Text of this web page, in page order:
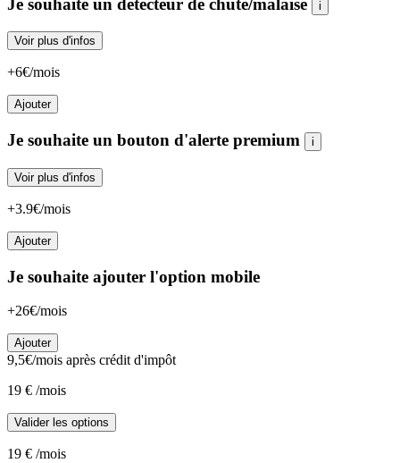
Je souhaite un détecteur de chute/malaise i
Voir plus d'infos
+6€/mois
Ajouter
Je souhaite un bouton d'alerte premium i
Voir plus d'infos
+3.9€/mois
Ajouter
Je souhaite ajouter l'option mobile
+26€/mois
Ajouter
9,5€/mois après crédit d'impôt
19 € /mois
Valider les options
19 € /mois